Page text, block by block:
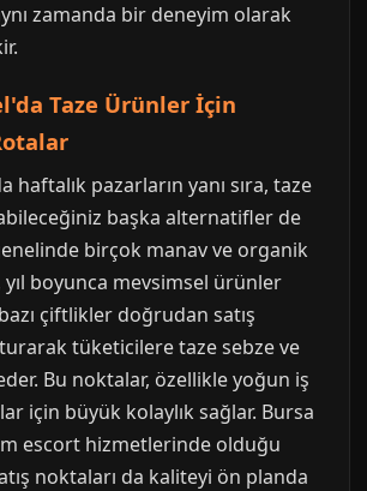
zamanda bir deneyim olarak
Taze Ürünler İçin
haftalık pazarların yanı sıra, taze
başka alternatifler de
birçok manav ve organik
yıl boyunca mevsimsel ürünler
çiftlikler doğrudan satış
tüketicilere taze sebze ve
Bu noktalar, özellikle yoğun iş
için büyük kolaylık sağlar. Bursa
escort hizmetlerinde olduğu
noktaları da kaliteyi ön planda